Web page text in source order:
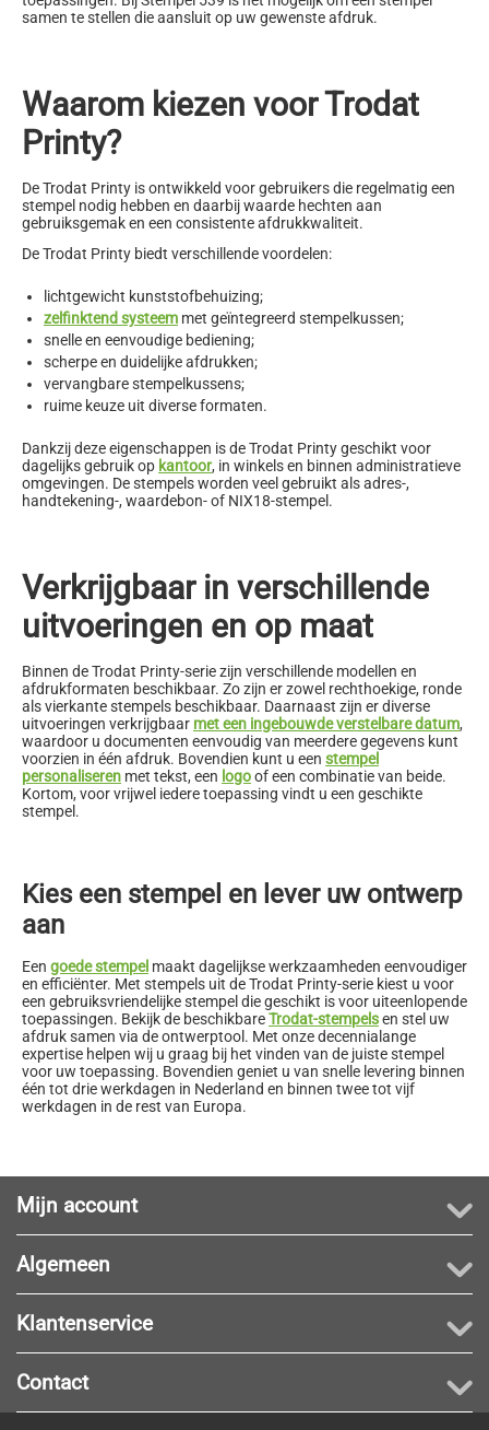
samen te stellen die aansluit op uw gewenste afdruk.
Waarom kiezen voor Trodat
Printy?
De Trodat Printy is ontwikkeld voor gebruikers die regelmatig een
stempel nodig hebben en daarbij waarde hechten aan
gebruiksgemak en een consistente afdrukkwaliteit.
De Trodat Printy biedt verschillende voordelen:
lichtgewicht kunststofbehuizing;
zelfinktend systeem met geïntegreerd stempelkussen;
snelle en eenvoudige bediening;
scherpe en duidelijke afdrukken;
vervangbare stempelkussens;
ruime keuze uit diverse formaten.
Dankzij deze eigenschappen is de Trodat Printy geschikt voor
dagelijks gebruik op kantoor, in winkels en binnen administratieve
omgevingen. De stempels worden veel gebruikt als adres-,
handtekening-, waardebon- of NIX18-stempel.
Verkrijgbaar in verschillende
uitvoeringen en op maat
Binnen de Trodat Printy-serie zijn verschillende modellen en
afdrukformaten beschikbaar. Zo zijn er zowel rechthoekige, ronde
als vierkante stempels beschikbaar. Daarnaast zijn er diverse
uitvoeringen verkrijgbaar met een ingebouwde verstelbare datum,
waardoor u documenten eenvoudig van meerdere gegevens kunt
voorzien in één afdruk. Bovendien kunt u een stempel
personaliseren met tekst, een logoof een combinatie van beide.
Kortom, voor vrijwel iedere toepassing vindt u een geschikte
stempel.
Kies een stempel en lever uw ontwerp
aan
Een goede stempel maakt dagelijkse werkzaamheden eenvoudiger
en efficiënter. Met stempels uit de Trodat Printy-serie kiest u voor
een gebruiksvriendelijke stempel die geschikt is voor uiteenlopende
toepassingen. Bekijk de beschikbareTrodat-stempelsen stel uw
afdruk samen via de ontwerptool. Met onze decennialange
expertise helpen wij u graag bij het vinden van de juiste stempel
voor uw toepassing. Bovendien geniet u van snelle levering binnen
één tot drie werkdagen in Nederland en binnen twee tot vijf
werkdagen in de rest van Europa.
Mijn account
Algemeen
Klantenservice
Contact